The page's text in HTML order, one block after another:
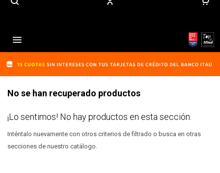

No se han recuperado productos
¡Lo sentimos! No hay productos en esta sección.
Inténtalo nuevamente con otros criterios de filtrado o busca en otras
secciones de nuestro catálogo.